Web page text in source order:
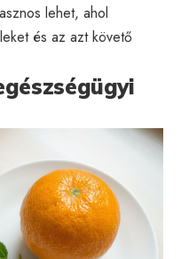
lehet, ahol
és az azt követő